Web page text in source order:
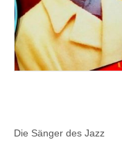
Die Sänger des Jazz